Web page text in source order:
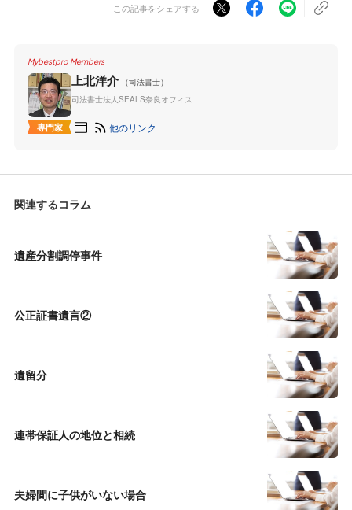
この記事をシェアする
Mybestpro Members
専門家
上北洋介
（司法書士）
司法書士法人SEALS奈良オフィス
他のリンク
関連するコラム
遺産分割調停事件
公正証書遺言②
遺留分
連帯保証人の地位と相続
夫婦間に子供がいない場合